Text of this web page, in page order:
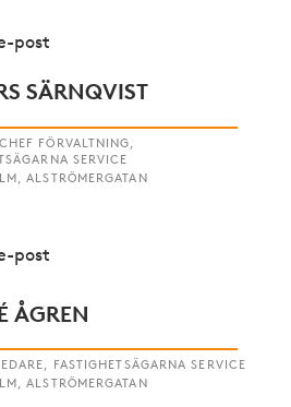
post
SÄRNQVIST
FÖRVALTNING,
SERVICE
ALSTRÖMERGATAN
post
ÅGREN
FASTIGHETSÄGARNA SERVICE
ALSTRÖMERGATAN